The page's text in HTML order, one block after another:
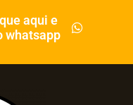
aqui e
whatsapp